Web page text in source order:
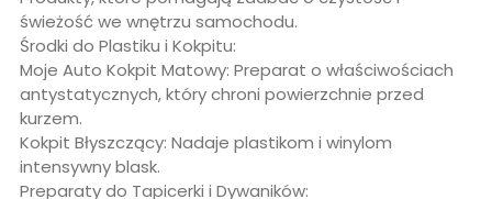
świeżość we wnętrzu samochodu.
Środki do Plastiku i Kokpitu:
Moje Auto Kokpit Matowy: Preparat o właściwościach
antystatycznych, który chroni powierzchnie przed
kurzem.
Kokpit Błyszczący: Nadaje plastikom i winylom
intensywny blask.
Preparaty do Tapicerki i Dywaników: